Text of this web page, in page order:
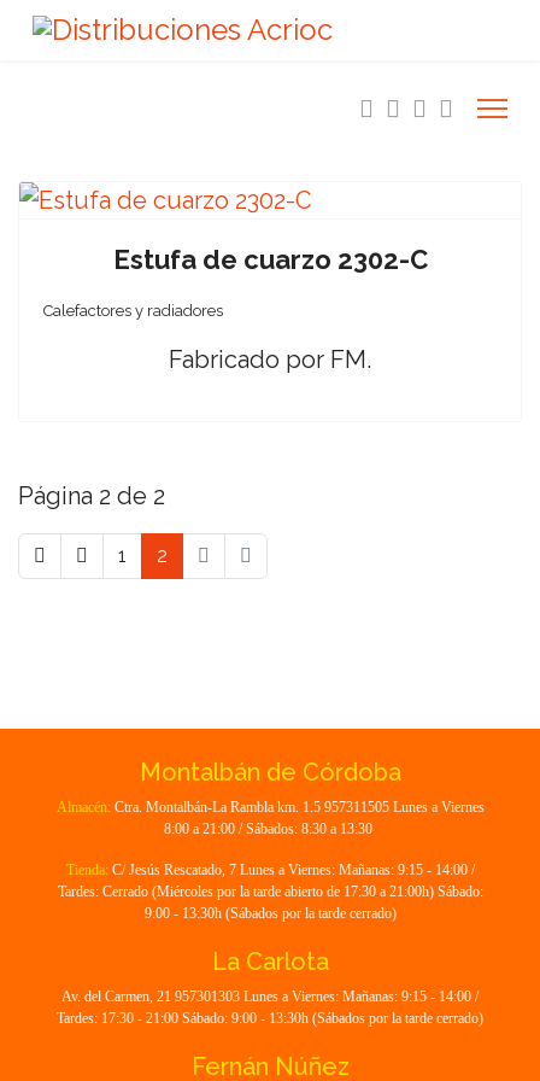
Estufa de cuarzo 2302-C
Calefactores y radiadores
Fabricado por FM.
Página 2 de 2
1 2
Montalbán de Córdoba
Almacén: Ctra. Montalbán-La Rambla km. 1.5 957311505 Lunes a Viernes
8:00 a 21:00 / Sábados: 8:30 a 13:30
Tienda: C/ Jesús Rescatado, 7 Lunes a Viernes: Mañanas: 9:15 - 14:00 /
Tardes: Cerrado (Miércoles por la tarde abierto de 17:30 a 21:00h) Sábado:
9:00 - 13:30h (Sábados por la tarde cerrado)
La Carlota
Av. del Carmen, 21 957301303 Lunes a Viernes: Mañanas: 9:15 - 14:00 /
Tardes: 17:30 - 21:00 Sábado: 9:00 - 13:30h (Sábados por la tarde cerrado)
Fernán Núñez